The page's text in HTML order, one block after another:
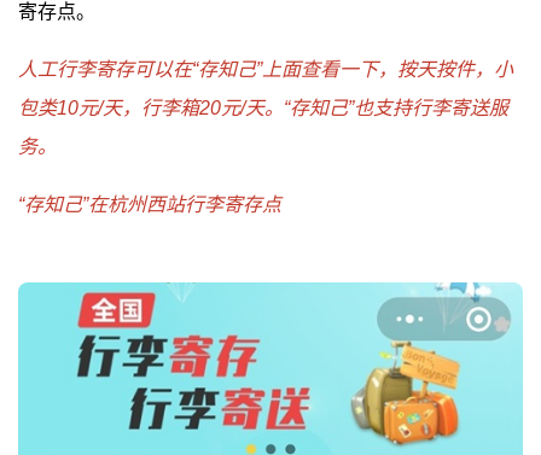
寄存点。
人工行李寄存可以在“存知己”上面查看一下，按天按件，小
包类10元/天，行李箱20元/天。“存知己”也支持行李寄送服
务。
“存知己”在杭州西站行李寄存点